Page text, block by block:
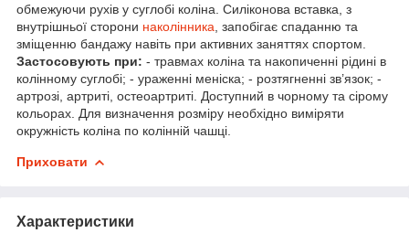
обмежуючи рухів у суглобі коліна. Силіконова вставка, з
внутрішньої сторони наколінника , запобігає спаданню та
зміщенню бандажу навіть при активних заняттях спортом.
Застосовують при: - травмах коліна та накопиченні рідині в
колінному суглобі; - ураженні меніска; - розтягненні зв’язок; -
артрозі, артриті, остеоартриті. Доступний в чорному та сірому
кольорах. Для визначення розміру необхідно виміряти
окружність коліна по колінній чашці.
Приховати
Характеристики